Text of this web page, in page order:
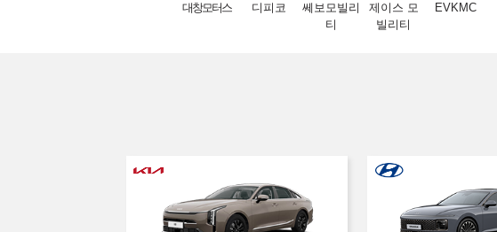
대창모터스 디피코
쎄보모빌리
티
제이스 모
빌리티
EVKMC